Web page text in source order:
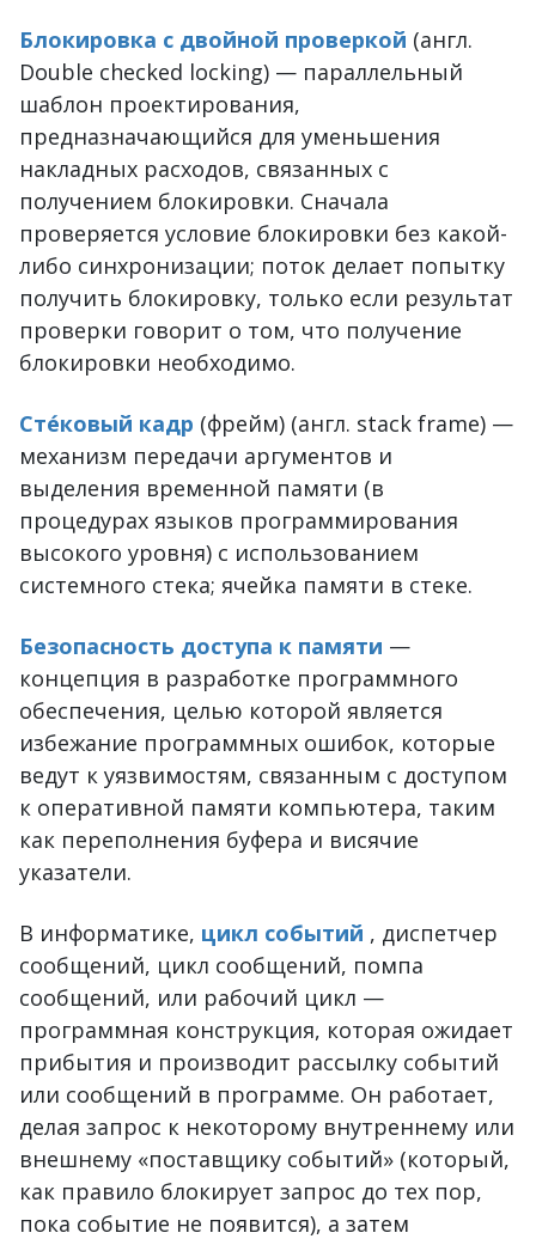
Блокировка с двойной проверкой (англ.
Double checked locking) — параллельный
шаблон проектирования,
предназначающийся для уменьшения
накладных расходов, связанных с
получением блокировки. Сначала
проверяется условие блокировки без какой-
либо синхронизации; поток делает попытку
получить блокировку, только если результат
проверки говорит о том, что получение
блокировки необходимо.
Сте́ковый кадр (фрейм) (англ. stack frame) —
механизм передачи аргументов и
выделения временной памяти (в
процедурах языков программирования
высокого уровня) с использованием
системного стека; ячейка памяти в стеке.
Безопасность доступа к памяти —
концепция в разработке программного
обеспечения, целью которой является
избежание программных ошибок, которые
ведут к уязвимостям, связанным с доступом
к оперативной памяти компьютера, таким
как переполнения буфера и висячие
указатели.
В информатике, цикл событий , диспетчер
сообщений, цикл сообщений, помпа
сообщений, или рабочий цикл —
программная конструкция, которая ожидает
прибытия и производит рассылку событий
или сообщений в программе. Он работает,
делая запрос к некоторому внутреннему или
внешнему «поставщику событий» (который,
как правило блокирует запрос до тех пор,
пока событие не появится), а затем